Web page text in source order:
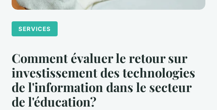
SERVICES
Comment évaluer le retour sur
investissement des technologies
de l'information dans le secteur
de l'éducation?